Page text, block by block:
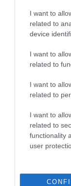
I want to
related to
device
I want to
related to
I want to
related to
I want to
related to
functionality
user
5.0